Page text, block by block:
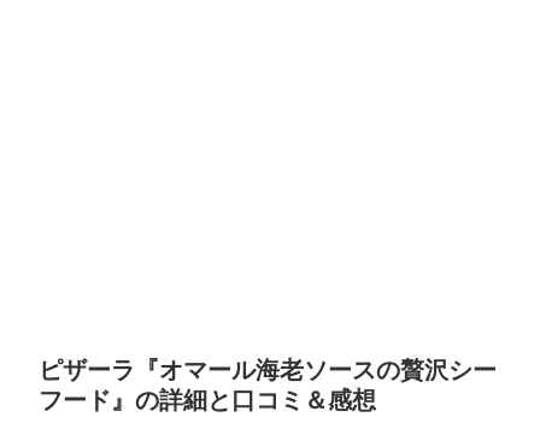
ピザーラ『オマール海老ソースの贅沢シー
フード』の詳細と口コミ＆感想